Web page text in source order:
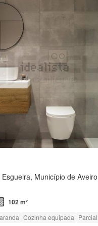
Esgueira, Município de
102 m²
Cozinha equipada